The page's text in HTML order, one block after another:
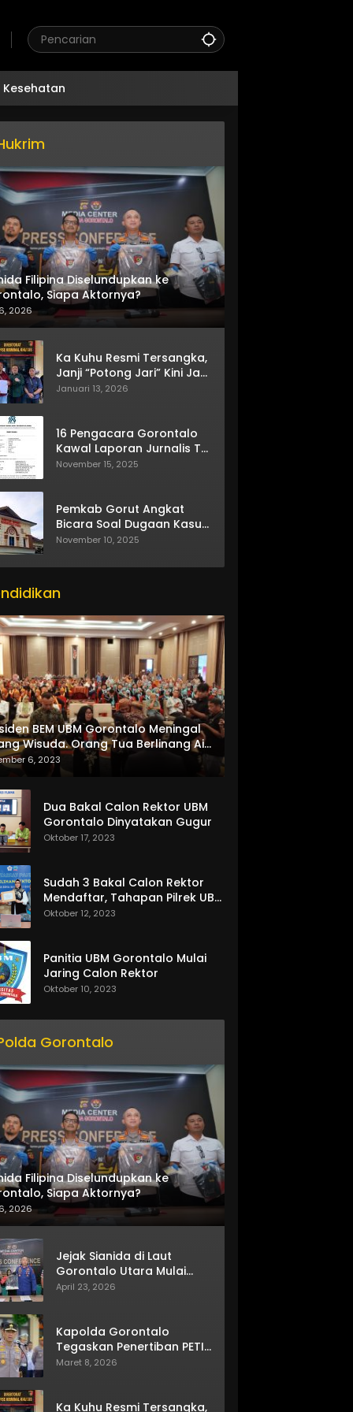
Kesehatan
Filipina Diselundupkan ke
Siapa Aktornya?
2026
Ka Kuhu Resmi Tersangka,
Janji “Potong Jari” Kini Jadi
Bumerang
Januari 13, 2026
16 Pengacara Gorontalo
Kawal Laporan Jurnalis TV
One
November 15, 2025
Pemkab Gorut Angkat
Bicara Soal Dugaan Kasus
Asusila Oknum ASN
November 10, 2025
BEM UBM Gorontalo Meningal
Wisuda. Orang Tua Berlinang Air
Menerima SKL dan Pemasangan
6, 2023
Dua Bakal Calon Rektor UBM
Gorontalo Dinyatakan Gugur
Oktober 17, 2023
Sudah 3 Bakal Calon Rektor
Mendaftar, Tahapan Pilrek UBM
Gorontalo Makin Seru
Oktober 12, 2023
Panitia UBM Gorontalo Mulai
Jaring Calon Rektor
Oktober 10, 2023
Gorontalo
Filipina Diselundupkan ke
Siapa Aktornya?
2026
Jejak Sianida di Laut
Gorontalo Utara Mulai
Terkuak
April 23, 2026
Kapolda Gorontalo
Tegaskan Penertiban PETI
Terus Berjalan
Maret 8, 2026
Ka Kuhu Resmi Tersangka,